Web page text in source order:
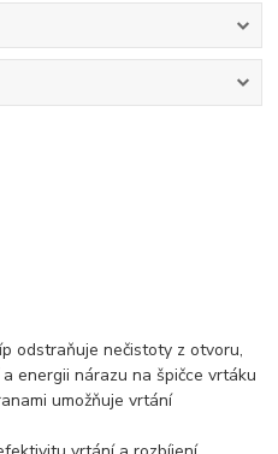
odstraňuje nečistoty z otvoru,
energii nárazu na špičce vrtáku
umožňuje vrtání